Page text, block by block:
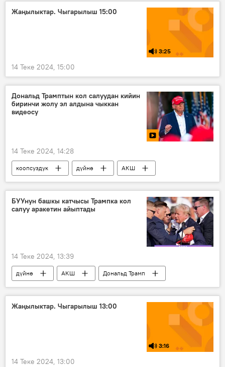
Жаңылыктар. Чыгарылыш 15:00
3:25
14 Теке 2024, 15:00
Дональд Трамптын кол салуудан кийин
биринчи жолу эл алдына чыккан
видеосу
14 Теке 2024, 14:28
коопсуздук дүйнө
АКШ
Дональд Трамп
Саясат
кол салуу
кылмыш
БУУнун башкы катчысы Трампка кол
салуу аракетин айыптады
14 Теке 2024, 13:39
дүйнө АКШ
Дональд Трамп
кол салуу
Антониу Гутерриш БУУ
Жаңылыктар. Чыгарылыш 13:00
3:16
14 Теке 2024, 13:00